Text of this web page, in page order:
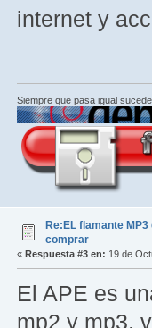
internet y
Siempre que pasa igual
Re:EL flamante
comprar
« Respuesta #3 en: 19 de
El APE es
mp2 y mp3,